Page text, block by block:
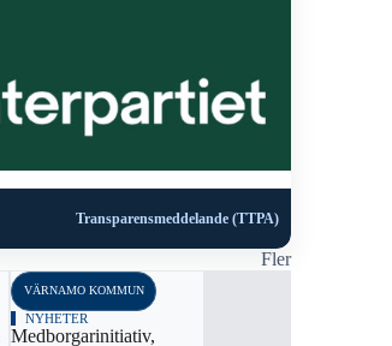
Transparensmeddelande (TTPA)
Fler
VÄRNAMO KOMMUN
NYHETER
Medborgarinitiativ,